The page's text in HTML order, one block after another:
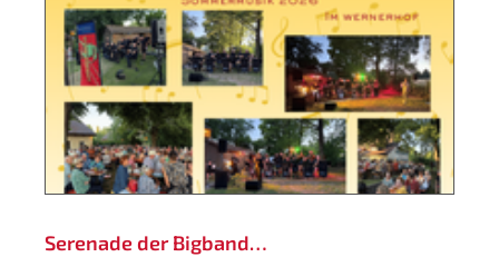
Serenade der Bigband…